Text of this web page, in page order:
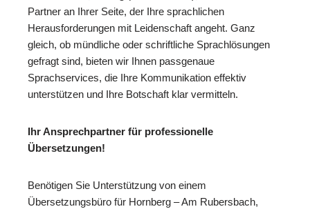
Partner an Ihrer Seite, der Ihre sprachlichen
Herausforderungen mit Leidenschaft angeht. Ganz
gleich, ob mündliche oder schriftliche Sprachlösungen
gefragt sind, bieten wir Ihnen passgenaue
Sprachservices, die Ihre Kommunikation effektiv
unterstützen und Ihre Botschaft klar vermitteln.
Ihr Ansprechpartner für professionelle
Übersetzungen!
Benötigen Sie Unterstützung von einem
Übersetzungsbüro für Hornberg – Am Rubersbach,